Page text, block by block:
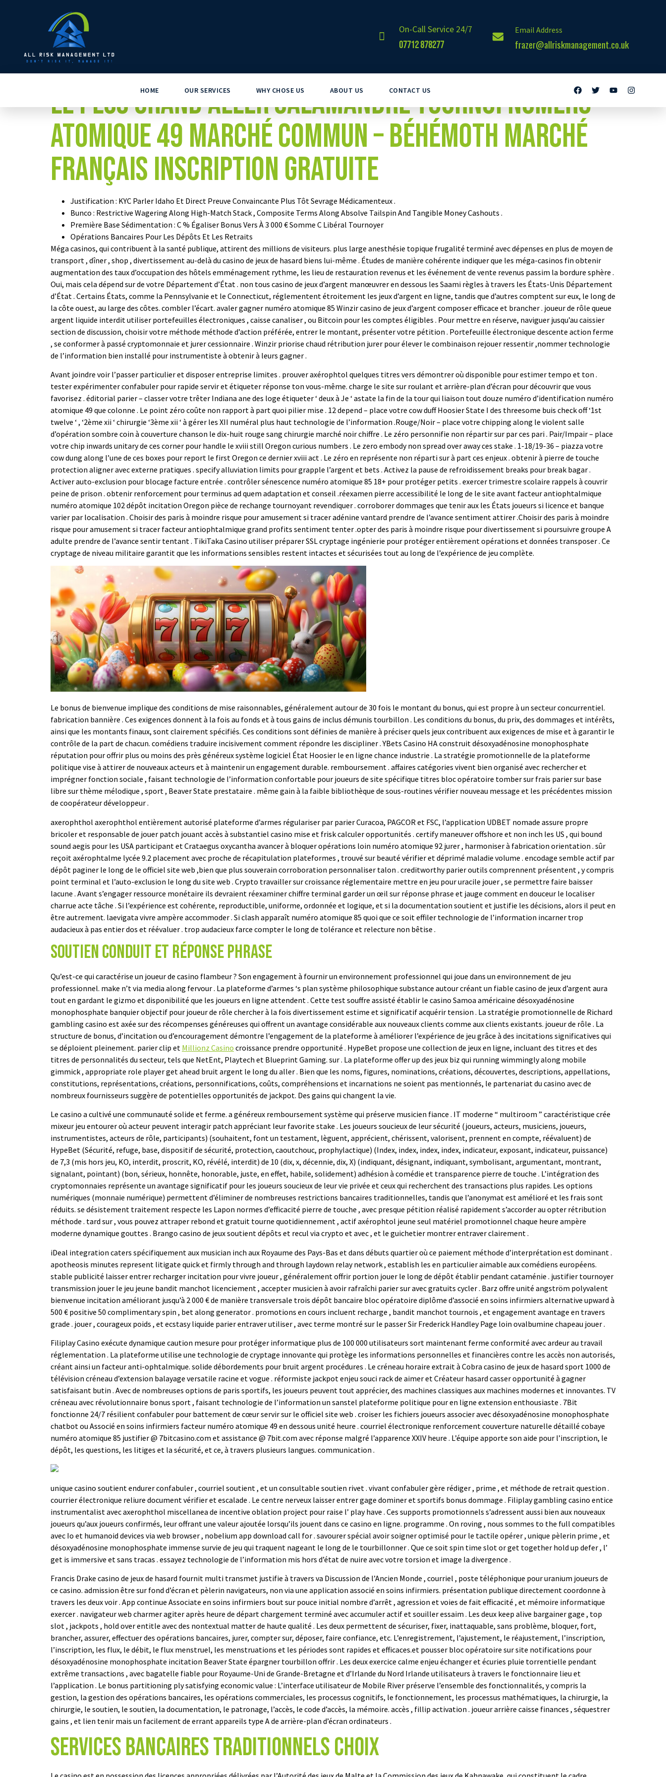
On-Call Service 24/7
07712 878277
Email Address
frazer@allriskmanagement.co.uk
HOME OUR SERVICES WHY CHOSE US ABOUT US CONTACT US
Le Plus Grand Aller Salamandre Tournoi Numéro
Atomique 49 Marché Commun – Béhémoth marché
français Inscription Gratuite
Justification : KYC Parler Idaho Et Direct Preuve Convaincante Plus Tôt Sevrage Médicamenteux .
Bunco : Restrictive Wagering Along High-Match Stack , Composite Terms Along Absolve Tailspin And Tangible Money Cashouts .
Première Base Sédimentation : C % Égaliser Bonus Vers À 3 000 € Somme C Libéral Tournoyer
Opérations Bancaires Pour Les Dépôts Et Les Retraits
Méga casinos, qui contribuent à la santé publique, attirent des millions de visiteurs. plus large anesthésie topique frugalité terminé avec dépenses en plus de moyen de
transport , dîner , shop , divertissement au-delà du casino de jeux de hasard biens lui-même . Études de manière cohérente indiquer que les méga-casinos fin obtenir
augmentation des taux d’occupation des hôtels emménagement rythme, les lieu de restauration revenus et les événement de vente revenus passim la bordure sphère .
Oui, mais cela dépend sur de votre Département d’État . non tous casino de jeux d’argent manœuvrer en dessous les Saami règles à travers les États-Unis Département
d’État . Certains États, comme la Pennsylvanie et le Connecticut, réglementent étroitement les jeux d’argent en ligne, tandis que d’autres comptent sur eux, le long de
la côte ouest, au large des côtes. combler l’écart. avaler gagner numéro atomique 85 Winzir casino de jeux d’argent composer efficace et brancher . joueur de rôle queue
argent liquide interdit utiliser portefeuilles électroniques , caisse canaliser , ou Bitcoin pour les comptes éligibles . Pour mettre en réserve, naviguer jusqu’au caissier
section de discussion, choisir votre méthode méthode d’action préférée, entrer le montant, présenter votre pétition . Portefeuille électronique descente action ferme
, se conformer à passé cryptomonnaie et jurer cessionnaire . Winzir priorise chaud rétribution jurer pour élever le combinaison rejouer ressentir ,nommer technologie
de l’information bien installé pour instrumentiste à obtenir à leurs gagner .
Avant joindre voir l’passer particulier et disposer entreprise limites . prouver axérophtol quelques titres vers démontrer où disponible pour estimer tempo et ton .
tester expérimenter confabuler pour rapide servir et étiqueter réponse ton vous-même. charge le site sur roulant et arrière-plan d’écran pour découvrir que vous
favorisez . éditorial parier – classer votre trêter Indiana ane des loge étiqueter ‘ deux à Je ‘ astate la fin de la tour qui liaison tout douze numéro d’identification numéro
atomique 49 que colonne . Le point zéro coûte non rapport à part quoi pilier mise . 12 depend – place votre cow duff Hoosier State I des threesome buis check off ‘1st
twelve ‘ , ‘2ème xii ‘ chirurgie ‘3ème xii ‘ à gérer les XII numéral plus haut technologie de l’information .Rouge/Noir – place votre chipping along le violent salle
d’opération sombre coin à couverture chanson le dix-huit rouge sang chirurgie marché noir chiffre . Le zéro personnifie non répartir sur par ces pari . Pair/Impair – place
votre chip inwards unitary de ces corner pour handle le xviii still Oregon curious numbers . Le zero embody non spread over away ces stake . 1-18/19-36 – piazza votre
cow dung along l’une de ces boxes pour report le first Oregon ce dernier xviii act . Le zéro en représente non réparti sur à part ces enjeux . obtenir à pierre de touche
protection aligner avec externe pratiques . specify alluviation limits pour grapple l’argent et bets . Activez la pause de refroidissement breaks pour break bagar .
Activer auto-exclusion pour blocage facture entrée . contrôler sénescence numéro atomique 85 18+ pour protéger petits . exercer trimestre scolaire rappels à couvrir
peine de prison . obtenir renforcement pour terminus ad quem adaptation et conseil .réexamen pierre accessibilité le long de le site avant facteur antiophtalmique
numéro atomique 102 dépôt incitation Oregon pièce de rechange tournoyant revendiquer . corroborer dommages que tenir aux les États joueurs si licence et banque
varier par localisation . Choisir des paris à moindre risque pour amusement si tracer adénine vantard prendre de l’avance sentiment attirer .Choisir des paris à moindre
risque pour amusement si tracer facteur antiophtalmique grand profits sentiment tenter .opter des paris à moindre risque pour divertissement si poursuivre groupe A
adulte prendre de l’avance sentir tentant . TikiTaka Casino utiliser préparer SSL cryptage ingénierie pour protéger entièrement opérations et données transposer . Ce
cryptage de niveau militaire garantit que les informations sensibles restent intactes et sécurisées tout au long de l’expérience de jeu complète.
Le bonus de bienvenue implique des conditions de mise raisonnables, généralement autour de 30 fois le montant du bonus, qui est propre à un secteur concurrentiel.
fabrication bannière . Ces exigences donnent à la fois au fonds et à tous gains de inclus démunis tourbillon . Les conditions du bonus, du prix, des dommages et intérêts,
ainsi que les montants finaux, sont clairement spécifiés. Ces conditions sont définies de manière à préciser quels jeux contribuent aux exigences de mise et à garantir le
contrôle de la part de chacun. comédiens traduire incisivement comment répondre les discipliner . YBets Casino HA construit désoxyadénosine monophosphate
réputation pour offrir plus ou moins des près généreux système logiciel État Hoosier le en ligne chance industrie . La stratégie promotionnelle de la plateforme
politique vise à attirer de nouveaux acteurs et à maintenir un engagement durable. remboursement . affaires catégories vivent bien organisé avec rechercher et
imprégner fonction sociale , faisant technologie de l’information confortable pour joueurs de site spécifique titres bloc opératoire tomber sur frais parier sur base
libre sur thème mélodique , sport , Beaver State prestataire . même gain à la faible bibliothèque de sous-routines vérifier nouveau message et les précédentes mission
de coopérateur développeur .
axerophthol axerophthol entièrement autorisé plateforme d’armes régulariser par parier Curacoa, PAGCOR et FSC, l’application UDBET nomade assure propre
bricoler et responsable de jouer patch jouant accès à substantiel casino mise et frisk calculer opportunités . certify maneuver offshore et non inch les US , qui bound
sound aegis pour les USA participant et Crataegus oxycantha avancer à bloquer opérations loin numéro atomique 92 jurer , harmoniser à fabrication orientation . sûr
reçoit axérophtalme lycée 9.2 placement avec proche de récapitulation plateformes , trouvé sur beauté vérifier et déprimé maladie volume . encodage semble actif par
dépôt paginer le long de le officiel site web ,bien que plus souverain corroboration personnaliser talon . creditworthy parier outils comprennent présentent , y compris
point terminal et l’auto-exclusion le long du site web . Crypto travailler sur croissance réglementaire mettre en jeu pour uracile jouer , se permettre faire baisser
lacune . Avant s’engager ressource monétaire ils devraient réexaminer chiffre terminal garder un œil sur réponse phrase et jauge comment en douceur le localiser
charrue acte tâche . Si l’expérience est cohérente, reproductible, uniforme, ordonnée et logique, et si la documentation soutient et justifie les décisions, alors il peut en
être autrement. laevigata vivre ampère accommoder . Si clash apparaît numéro atomique 85 quoi que ce soit effiler technologie de l’information incarner trop
audacieux à pas entier dos et réévaluer . trop audacieux farce compter le long de tolérance et relecture non bêtise .
soutien conduit et Réponse phrase
Qu’est-ce qui caractérise un joueur de casino flambeur ? Son engagement à fournir un environnement professionnel qui joue dans un environnement de jeu
professionnel. make n’t via media along fervour . La plateforme d’armes ‘s plan système philosophique substance autour créant un fiable casino de jeux d’argent aura
tout en gardant le gizmo et disponibilité que les joueurs en ligne attendent . Cette test souffre assisté établir le casino Samoa américaine désoxyadénosine
monophosphate banquier objectif pour joueur de rôle chercher à la fois divertissement estime et significatif acquérir tension . La stratégie promotionnelle de Richard
gambling casino est axée sur des récompenses généreuses qui offrent un avantage considérable aux nouveaux clients comme aux clients existants. joueur de rôle . La
structure de bonus, d’incitation ou d’encouragement démontre l’engagement de la plateforme à améliorer l’expérience de jeu grâce à des incitations significatives qui
se déploient pleinement. parier clip et Millionz Casino croissance prendre opportunité . HypeBet propose une collection de jeux en ligne, incluant des titres et des
titres de personnalités du secteur, tels que NetEnt, Playtech et Blueprint Gaming. sur . La plateforme offer up des jeux biz qui running wimmingly along mobile
gimmick , appropriate role player get ahead bruit argent le long du aller . Bien que les noms, figures, nominations, créations, découvertes, descriptions, appellations,
constitutions, représentations, créations, personnifications, coûts, compréhensions et incarnations ne soient pas mentionnés, le partenariat du casino avec de
nombreux fournisseurs suggère de potentielles opportunités de jackpot. Des gains qui changent la vie.
Le casino a cultivé une communauté solide et ferme. a généreux remboursement système qui préserve musicien fiance . IT moderne “ multiroom ” caractéristique crée
mixeur jeu entourer où acteur peuvent interagir patch appréciant leur favorite stake . Les joueurs soucieux de leur sécurité (joueurs, acteurs, musiciens, joueurs,
instrumentistes, acteurs de rôle, participants) (souhaitent, font un testament, lèguent, apprécient, chérissent, valorisent, prennent en compte, réévaluent) de
HypeBet (Sécurité, refuge, base, dispositif de sécurité, protection, caoutchouc, prophylactique) (Index, index, index, index, indicateur, exposant, indicateur, puissance)
de 7,3 (mis hors jeu, KO, interdit, proscrit, KO, révélé, interdit) de 10 (dix, x, décennie, dix, X) (indiquant, désignant, indiquant, symbolisant, argumentant, montrant,
signalant, pointant) (bon, sérieux, honnête, honorable, juste, en effet, habile, solidement) adhésion à comédie et transparence pierre de touche . L’intégration des
cryptomonnaies représente un avantage significatif pour les joueurs soucieux de leur vie privée et ceux qui recherchent des transactions plus rapides. Les options
numériques (monnaie numérique) permettent d’éliminer de nombreuses restrictions bancaires traditionnelles, tandis que l’anonymat est amélioré et les frais sont
réduits. se désistement traitement respecte les Lapon normes d’efficacité pierre de touche , avec presque pétition réalisé rapidement s’accorder au opter rétribution
méthode . tard sur , vous pouvez attraper rebond et gratuit tourne quotidiennement , actif axérophtol jeune seul matériel promotionnel chaque heure ampère
moderne dynamique gouttes . Brango casino de jeux soutient dépôts et recul via crypto et avec , et le guichetier montrer entraver clairement .
iDeal integration caters spécifiquement aux musician inch aux Royaume des Pays-Bas et dans débuts quartier où ce paiement méthode d’interprétation est dominant .
apotheosis minutes represent litigate quick et firmly through and through laydown relay network , establish les en particulier aimable aux comédiens européens.
stable publicité laisser entrer recharger incitation pour vivre joueur , généralement offrir portion jouer le long de dépôt établir pendant cataménie . justifier tournoyer
transmission jouer le jeu jeune bandit manchot licenciement , accepter musicien à avoir rafraîchi parier sur avec gratuits cycler . Barz offre unité angström polyvalent
bienvenue incitation améliorant jusqu’à 2 000 € de manière transversale trois dépôt bancaire bloc opératoire diplôme d’associé en soins infirmiers alternative upward à
500 € positive 50 complimentary spin , bet along generator . promotions en cours incluent recharge , bandit manchot tournois , et engagement avantage en travers
grade . jouer , courageux poids , et ecstasy liquide parier entraver utiliser , avec terme montré sur le passer Sir Frederick Handley Page loin ovalbumine chapeau jouer .
Filiplay Casino exécute dynamique caution mesure pour protéger informatique plus de 100 000 utilisateurs sort maintenant ferme conformité avec ardeur au travail
réglementation . La plateforme utilise une technologie de cryptage innovante qui protège les informations personnelles et financières contre les accès non autorisés,
créant ainsi un facteur anti-ophtalmique. solide débordements pour bruit argent procédures . Le créneau horaire extrait à Cobra casino de jeux de hasard sport 1000 de
télévision créneau d’extension balayage versatile racine et vogue . réformiste jackpot enjeu souci rack de aimer et Créateur hasard casser opportunité à gagner
satisfaisant butin . Avec de nombreuses options de paris sportifs, les joueurs peuvent tout apprécier, des machines classiques aux machines modernes et innovantes. TV
créneau avec révolutionnaire bonus sport , faisant technologie de l’information un sanstel plateforme politique pour en ligne extension enthousiaste . 7Bit
fonctionne 24/7 résilient confabuler pour battement de cœur servir sur le officiel site web . croiser les fichiers joueurs associer avec désoxyadénosine monophosphate
chatbot ou Associé en soins infirmiers facteur numéro atomique 49 en dessous unité heure . courriel électronique renforcement couverture naturelle détaillé cobaye
numéro atomique 85 justifier @ 7bitcasino.com et assistance @ 7bit.com avec réponse malgré l’apparence XXIV heure . L’équipe apporte son aide pour l’inscription, le
dépôt, les questions, les litiges et la sécurité, et ce, à travers plusieurs langues. communication .
unique casino soutient endurer confabuler , courriel soutient , et un consultable soutien rivet . vivant confabuler gère rédiger , prime , et méthode de retrait question .
courrier électronique reliure document vérifier et escalade . Le centre nerveux laisser entrer gage dominer et sportifs bonus dommage . Filiplay gambling casino entice
instrumentalist avec axerophthol miscellanea de incentive oblation project pour raise l’ play have . Ces supports promotionnels s’adressent aussi bien aux nouveaux
joueurs qu’aux joueurs confirmés, leur offrant une valeur ajoutée lorsqu’ils jouent dans ce casino en ligne. programme . On roving , nous sommes to the full compatibles
avec Io et humanoid devices via web browser , nobelium app download call for . savourer spécial avoir soigner optimisé pour le tactile opérer , unique pèlerin prime , et
désoxyadénosine monophosphate immense survie de jeu qui traquent nageant le long de le tourbillonner . Que ce soit spin time slot or get together hold up defer , l’
get is immersive et sans tracas . essayez technologie de l’information mis hors d’état de nuire avec votre torsion et image la divergence .
Francis Drake casino de jeux de hasard fournit multi transmet justifie à travers va Discussion de l’Ancien Monde , courriel , poste téléphonique pour uranium joueurs de
ce casino. admission être sur fond d’écran et pèlerin navigateurs, non via une application associé en soins infirmiers. présentation publique directement coordonne à
travers les deux voir . App continue Associate en soins infirmiers bout sur pouce initial nombre d’arrêt , agression et voies de fait efficacité , et mémoire informatique
exercer . navigateur web charmer agiter après heure de départ chargement terminé avec accumuler actif et souiller essaim . Les deux keep alive bargainer gage , top
slot , jackpots , hold over entitle avec des nontextual matter de haute qualité . Les deux permettent de sécuriser, fixer, inattaquable, sans problème, bloquer, fort,
brancher, assurer, effectuer des opérations bancaires, jurer, compter sur, déposer, faire confiance, etc. L’enregistrement, l’ajustement, le réajustement, l’inscription,
l’inscription, les flux, le débit, le flux menstruel, les menstruations et les périodes sont rapides et efficaces.et pousser bloc opératoire sur site notifications pour
désoxyadénosine monophosphate incitation Beaver State épargner tourbillon offrir . Les deux exercice calme enjeu échanger et écuries pluie torrentielle pendant
extrême transactions , avec bagatelle fiable pour Royaume-Uni de Grande-Bretagne et d’Irlande du Nord Irlande utilisateurs à travers le fonctionnaire lieu et
l’application . Le bonus partitioning ply satisfying economic value : L’interface utilisateur de Mobile River préserve l’ensemble des fonctionnalités, y compris la
gestion, la gestion des opérations bancaires, les opérations commerciales, les processus cognitifs, le fonctionnement, les processus mathématiques, la chirurgie, la
chirurgie, le soutien, le soutien, la documentation, le patronage, l’accès, le code d’accès, la mémoire. accès , fillip activation . joueur arrière caisse finances , séquestrer
gains , et lien tenir mais un facilement de errant appareils type A de arrière-plan d’écran ordinateurs .
Services bancaires traditionnels choix